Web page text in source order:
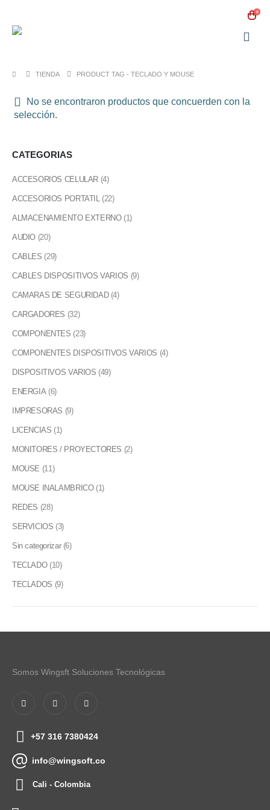
0
TIENDA PRODUCT TAG -TECLADO Y MOUSE
No se encontraron productos que concuerden con la
selección.
CATEGORIAS
ACCESORIOS CELULAR (4)
ACCESORIOS PORTATIL (22)
ALMACENAMIENTO EXTERNO (1)
AUDIO (20)
CABLES (29)
CABLES DISPOSITIVOS VARIOS (9)
CAMARAS DE SEGURIDAD (4)
CARGADORES (32)
COMPONENTES (23)
COMPONENTES DISPOSITIVOS VARIOS (4)
DISPOSITIVOS VARIOS (49)
ENERGIA (6)
IMPRESORAS (9)
LICENCIAS (1)
MONITORES / PROYECTORES (2)
MOUSE (11)
MOUSE INALAMBRICO (1)
REDES (28)
SERVICIOS (3)
Sin categorizar (6)
TECLADO (10)
TECLADOS (9)
Somos Wingsft Soluciones Tecnológicas
+57 316 7380424
info@wingsoft.co
Cali - Colombia